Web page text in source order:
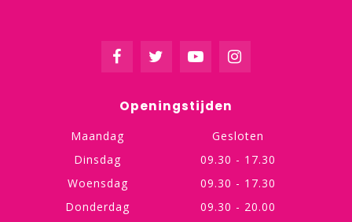
Openingstijden
Maandag
Gesloten
Dinsdag
09.30 - 17.30
Woensdag
09.30 - 17.30
Donderdag
09.30 - 20.00